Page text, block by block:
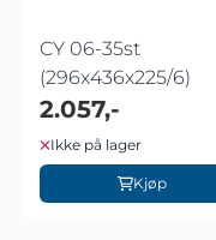
CY 06-35st
(296x436x225/6)
2.057,-
Ikke på lager
Kjøp